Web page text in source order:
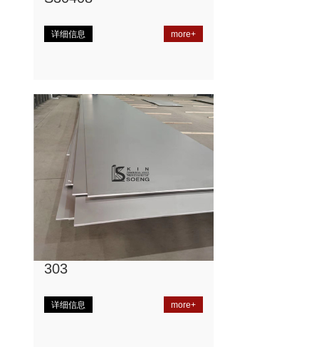
详细信息 more+
303
详细信息 more+